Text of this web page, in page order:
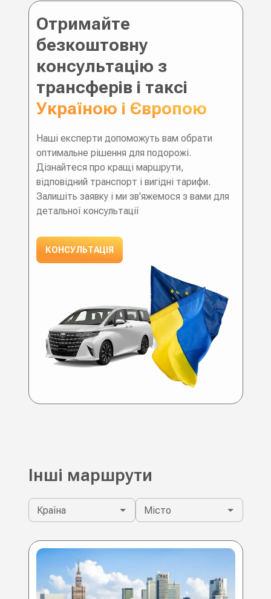
Отримайте
безкоштовну
консультацію з
трансферів і таксі
Україною і Європою
Наші експерти допоможуть вам обрати
оптимальне рішення для подорожі.
Дізнайтеся про кращі маршрути,
відповідний транспорт і вигідні тарифи.
Залишіть заявку і ми зв'яжемося з вами для
детальної консультації
КОНСУЛЬТАЦІЯ
Інші маршрути
Країна Місто